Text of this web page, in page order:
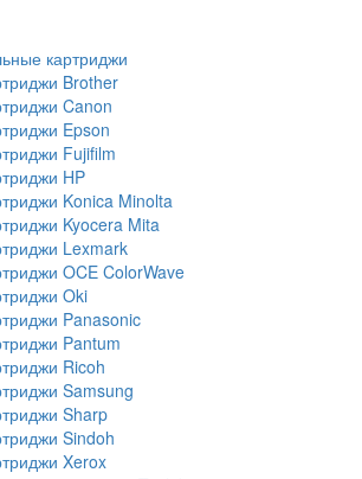
картриджи
Brother
Canon
Epson
Fujifilm
HP
Konica Minolta
Kyocera Mita
Lexmark
OCE ColorWave
Oki
Panasonic
Pantum
Ricoh
Samsung
Sharp
Sindoh
Xerox